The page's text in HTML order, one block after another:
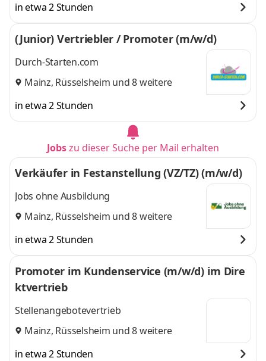
in etwa 2 Stunden
(Junior) Vertriebler / Promoter (m/w/d)
Durch-Starten.com
Mainz, Rüsselsheim und 8 weitere
in etwa 2 Stunden
Jobszu dieser Suche per Mail erhalten
Verkäufer in Festanstellung (VZ/TZ) (m/w/d)
Jobs ohne Ausbildung
Mainz, Rüsselsheim und 8 weitere
in etwa 2 Stunden
Promoter im Kundenservice (m/w/d) im Dire
ktvertrieb
Stellenangebotevertrieb
Mainz, Rüsselsheim und 8 weitere
in etwa 2 Stunden